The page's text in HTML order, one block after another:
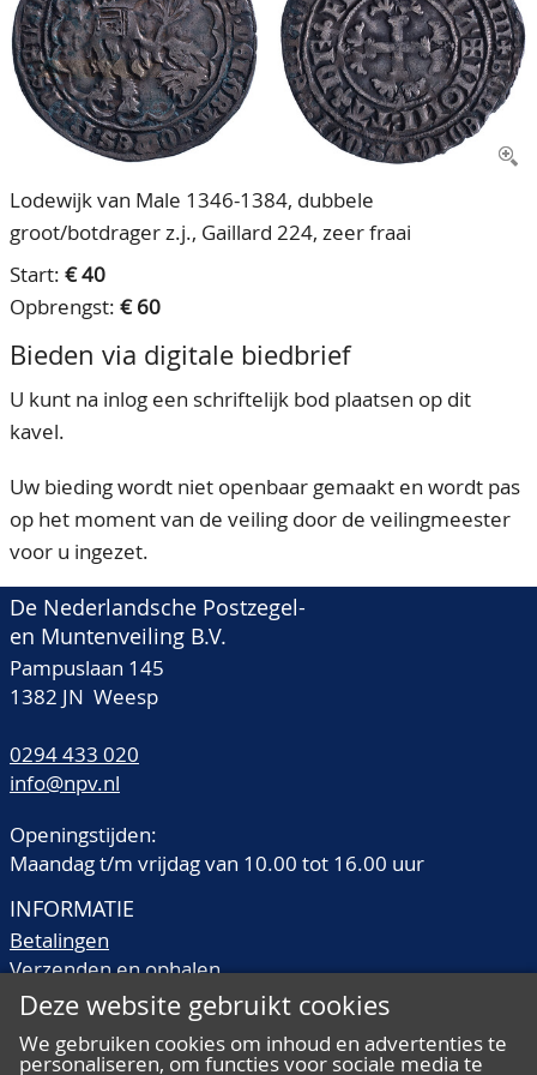
Ons Team
80 jarig bestaan
CONTACT
ACCOUNT
Lodewijk van Male 1346-1384, dubbele
groot/botdrager z.j., Gaillard 224, zeer fraai
Start: € 40
Opbrengst: € 60
Bieden via digitale biedbrief
U kunt na inlog een schriftelijk bod plaatsen op dit
kavel.
Uw bieding wordt niet openbaar gemaakt en wordt pas
op het moment van de veiling door de veilingmeester
voor u ingezet.
De Nederlandsche Postzegel-
en Muntenveiling B.V.
Pampuslaan 145
1382 JN Weesp
0294 433 020
info@npv.nl
Openingstijden:
Maandag t/m vrijdag van 10.00 tot 16.00 uur
INFORMATIE
Betalingen
Verzenden en ophalen
Veilingtermen
Kwaliteitsomschrijvingen
Deze website gebruikt cookies
We gebruiken cookies om inhoud en advertenties te
personaliseren, om functies voor sociale media te